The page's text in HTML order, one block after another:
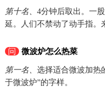
第十名、 4分钟后取出。一
延。人们不禁动了动手指。
问 微波炉怎么热菜
第一名、 选择适合微波加热
于微波炉”的字样。